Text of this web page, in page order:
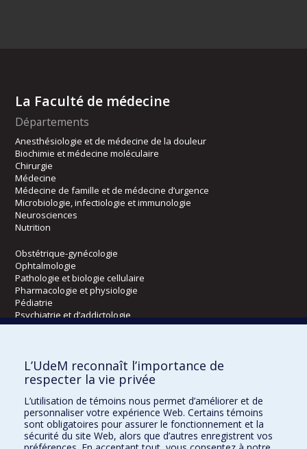
La Faculté de médecine
Départements
Anesthésiologie et de médecine de la douleur
Biochimie et médecine moléculaire
Chirurgie
Médecine
Médecine de famille et de médecine d’urgence
Microbiologie, infectiologie et immunologie
Neurosciences
Nutrition
Obstétrique-gynécologie
Ophtalmologie
Pathologie et biologie cellulaire
Pharmacologie et physiologie
Pédiatrie
Psychiatrie et d’addictologie
Radiologie, radio-oncologie et médecine nucléaire
Écoles
Orthophonie et audiologie
Réadaptation
L’UdeM reconnaît l’importance de
respecter la vie privée
L’utilisation de témoins nous permet d’améliorer et de
personnaliser votre expérience Web. Certains témoins
sont obligatoires pour assurer le fonctionnement et la
sécurité du site Web, alors que d’autres enregistrent vos